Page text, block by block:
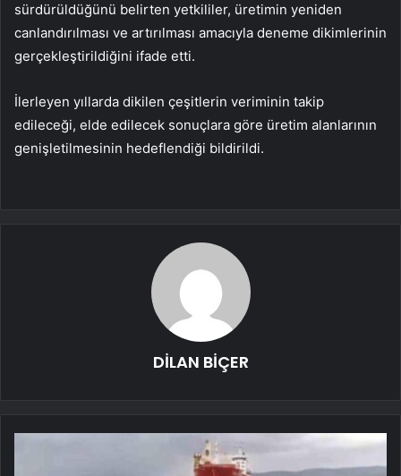
sürdürüldüğünü belirten yetkililer, üretimin yeniden
canlandırılması ve artırılması amacıyla deneme dikimlerinin
gerçekleştirildiğini ifade etti.
İlerleyen yıllarda dikilen çeşitlerin veriminin takip
edileceği, elde edilecek sonuçlara göre üretim alanlarının
genişletilmesinin hedeflendiği bildirildi.
DİLAN BİÇER